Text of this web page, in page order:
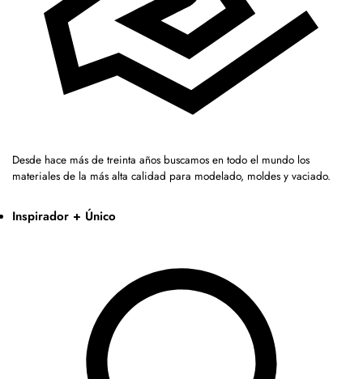
Desde hace más de treinta años buscamos en todo el mundo los
materiales de la más alta calidad para modelado, moldes y vaciado.
Inspirador + Único